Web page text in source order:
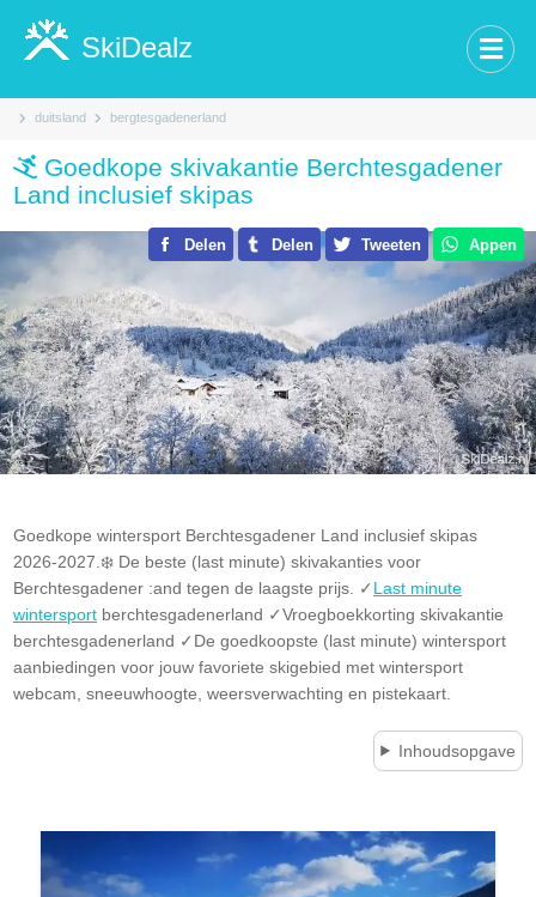
duitsland bergtesgadenerland
SkiDealz
Goedkope skivakantie Berchtesgadener
Land inclusief skipas
Delen Delen Tweeten Appen
Goedkope wintersport Berchtesgadener Land inclusief skipas
2026-2027.❄️ De beste (last minute) skivakanties voor
Berchtesgadener :and tegen de laagste prijs. ✓ Last minute
wintersport berchtesgadenerland ✓Vroegboekkorting skivakantie
berchtesgadenerland ✓De goedkoopste (last minute) wintersport
aanbiedingen voor jouw favoriete skigebied met wintersport
webcam, sneeuwhoogte, weersverwachting en pistekaart.
Inhoudsopgave